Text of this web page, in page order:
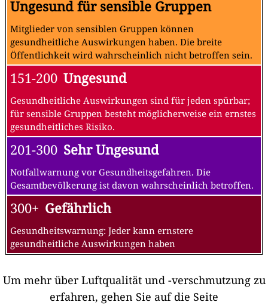
Ungesund für sensible Gruppen
Mitglieder von sensiblen Gruppen können
gesundheitliche Auswirkungen haben. Die breite
Öffentlichkeit wird wahrscheinlich nicht betroffen sein.
151-200 Ungesund
Gesundheitliche Auswirkungen sind für jeden spürbar;
für sensible Gruppen besteht möglicherweise ein ernstes
gesundheitliches Risiko.
201-300 Sehr Ungesund
Notfallwarnung vor Gesundheitsgefahren. Die
Gesamtbevölkerung ist davon wahrscheinlich betroffen.
300+ Gefährlich
Gesundheitswarnung: Jeder kann ernstere
gesundheitliche Auswirkungen haben
Um mehr über Luftqualität und -verschmutzung zu
erfahren, gehen Sie auf die Seite